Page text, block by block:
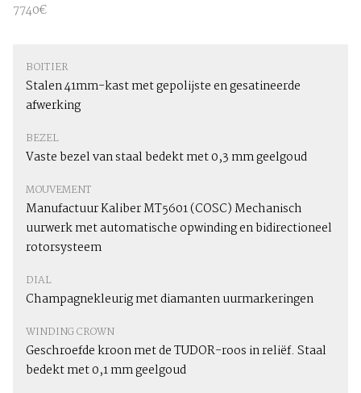
7740€
BOITIER
Stalen 41mm-kast met gepolijste en gesatineerde
afwerking
BEZEL
Vaste bezel van staal bedekt met 0,3 mm geelgoud
MOUVEMENT
Manufactuur Kaliber MT5601 (COSC) Mechanisch
uurwerk met automatische opwinding en bidirectioneel
rotorsysteem
DIAL
Champagnekleurig met diamanten uurmarkeringen
WINDING CROWN
Geschroefde kroon met de TUDOR-roos in reliëf. Staal
bedekt met 0,1 mm geelgoud